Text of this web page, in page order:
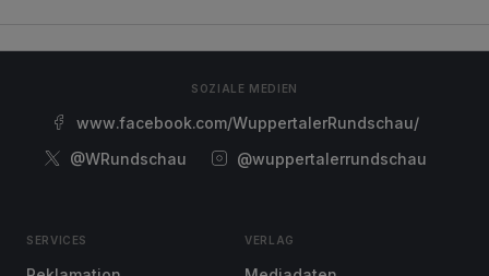
SOZIALE MEDIEN
www.facebook.com/WuppertalerRundschau/
@WRundschau
@wuppertalerrundschau
SERVICES VERLAG